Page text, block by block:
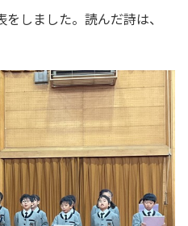
しました。読んだ詩は、